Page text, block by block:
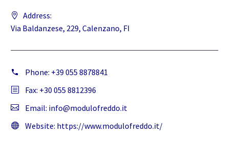
Address:
Via Baldanzese, 229, Calenzano, FI
Phone: +39 055 8878841
Fax: +30 055 8812396
Email: info@modulofreddo.it
Website: https://www.modulofreddo.it/